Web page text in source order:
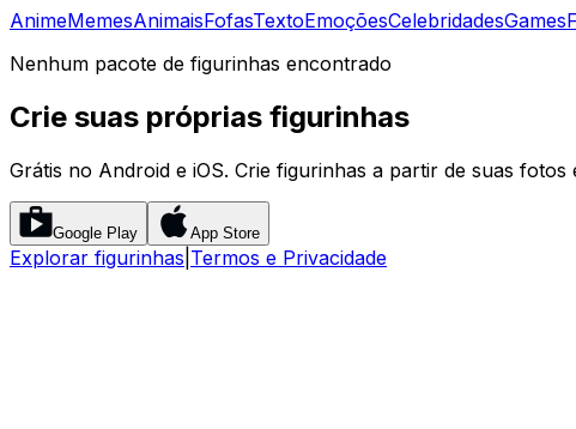
AnimeMemesAnimaisFofasTextoEmoçõesCelebridadesGames
Nenhum pacote de figurinhas encontrado
Crie suas próprias figurinhas
Grátis no Android e iOS. Crie figurinhas a partir de suas fotos
Google Play App Store
Explorar figurinhas Termos e Privacidade